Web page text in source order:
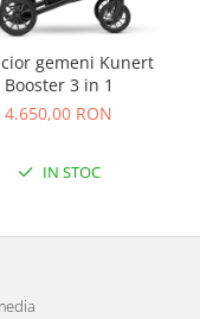
gemeni Kunert
Booster 3 in 1
4.650,00 RON
IN STOC